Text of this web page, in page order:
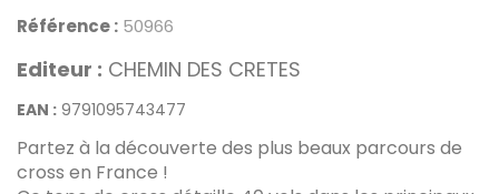
Référence : 50966
Editeur : CHEMIN DES CRETES
EAN : 9791095743477
Partez à la découverte des plus beaux parcours de
cross en France !